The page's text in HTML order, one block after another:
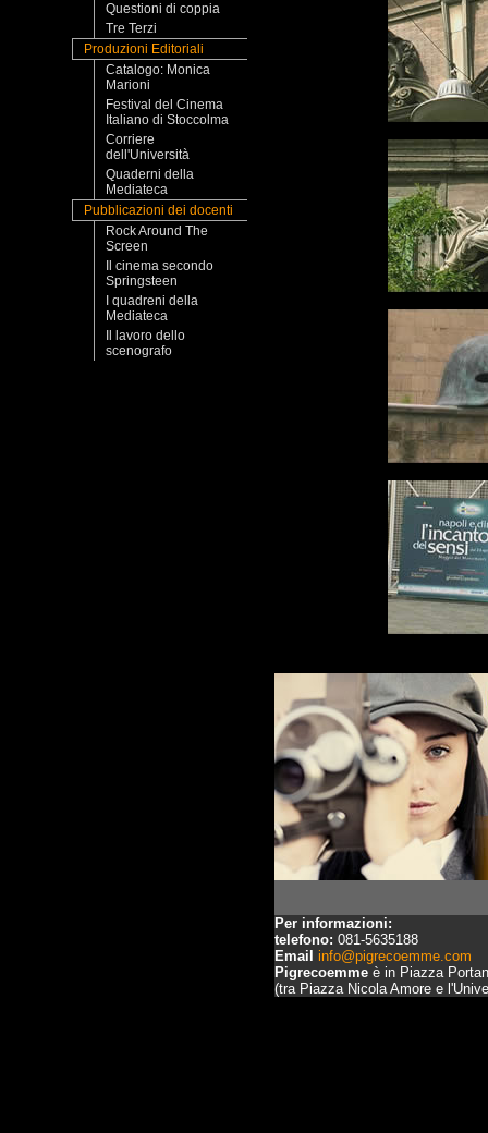
Questioni di coppia
Tre Terzi
Produzioni Editoriali
Catalogo: Monica
Marioni
Festival del Cinema
Italiano di Stoccolma
Corriere
dell'Università
Quaderni della
Mediateca
Pubblicazioni dei docenti
Rock Around The
Screen
Il cinema secondo
Springsteen
I quadreni della
Mediateca
Il lavoro dello
scenografo
Per informazioni:
telefono: 081-5635188
Email info@pigrecoemme.com
Pigrecoemme è in Piazza
(tra Piazza Nicola Amore e